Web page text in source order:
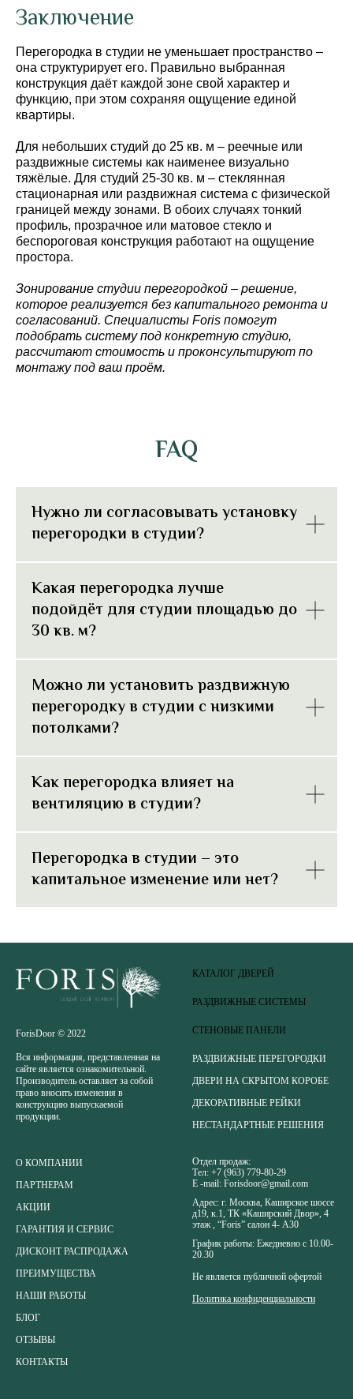
Заключение
Перегородка в студии не уменьшает пространство –
она структурирует его. Правильно выбранная
конструкция даёт каждой зоне свой характер и
функцию, при этом сохраняя ощущение единой
квартиры.
Для небольших студий до 25 кв. м – реечные или
раздвижные системы как наименее визуально
тяжёлые. Для студий 25-30 кв. м – стеклянная
стационарная или раздвижная система с физической
границей между зонами. В обоих случаях тонкий
профиль, прозрачное или матовое стекло и
беспороговая конструкция работают на ощущение
простора.
Зонирование студии перегородкой – решение,
которое реализуется без капитального ремонта и
согласований. Специалисты Foris помогут
подобрать систему под конкретную студию,
рассчитают стоимость и проконсультируют по
монтажу под ваш проём.
FAQ
Нужно ли согласовывать установку
перегородки в студии?
Какая перегородка лучше
подойдёт для студии площадью до
30 кв. м?
Можно ли установить раздвижную
перегородку в студии с низкими
потолками?
Как перегородка влияет на
вентиляцию в студии?
Перегородка в студии – это
капитальное изменение или нет?
ForisDoor © 2022
Вся информация, представленная на
сайте является ознакомительной.
Производитель оставляет за собой
право вносить изменения в
конструкцию выпускаемой
продукции.
КАТАЛОГ ДВЕРЕЙ
РАЗДВИЖНЫЕ СИСТЕМЫ
СТЕНОВЫЕ ПАНЕЛИ
РАЗДВИЖНЫЕ ПЕРЕГОРОДКИ
ДВЕРИ НА СКРЫТОМ КОРОБЕ
ДЕКОРАТИВНЫЕ РЕЙКИ
НЕСТАНДАРТНЫЕ РЕШЕНИЯ
О КОМПАНИИ
ПАРТНЕРАМ
АКЦИИ
ГАРАНТИЯ И СЕРВИС
ДИСКОНТ РАСПРОДАЖА
ПРЕИМУЩЕСТВА
НАШИ РАБОТЫ
БЛОГ
ОТЗЫВЫ
КОНТАКТЫ
Отдел продаж:
Тел: +7 (963) 779-80-29
E -mail: Forisdoor@gmail.com
Адрес: г. Москва, Каширское шоссе
д19, к.1, ТК «Каширский Двор», 4
этаж , “Foris” салон 4- А30
График работы: Ежедневно с 10.00-
20.30
Не является публичной офертой
Политика конфиденциальности